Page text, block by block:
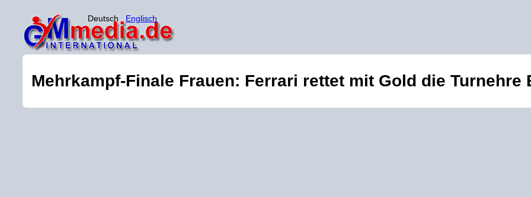
Deutsch Englisch
Mehrkampf-Finale Frauen: Ferrari rettet mit Gold die Turnehre